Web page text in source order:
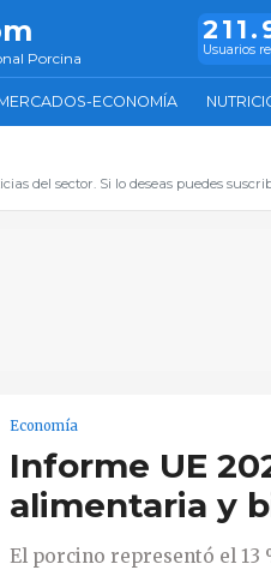
Porcina Usuarios
ECONOMÍA
del sector. Si lo deseas puedes
Economía
Informe UE
alimentaria y
El porcino representó el